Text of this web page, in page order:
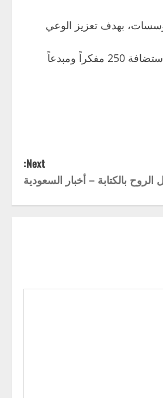
واسعة من الخبراء والمؤسسات، بهدف تعزيز الوعي
وفي سياق هذا الزخم المعرفي، يواصل معرض الشارقة الدولي للكتاب تأكيد مكانته العالمية بمشاركة أكثر من 2,350 دار نشر من 118 دولة، واستضافة 250 مفكراً ومبدعاً
Next:
بالكتابة – أخبار السعودية